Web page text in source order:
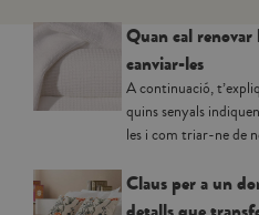
Quan cal renovar
canviar-les
A continuació,
quins senyals
les i com triar-ne de
Claus per a un